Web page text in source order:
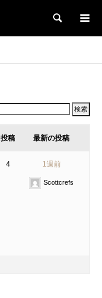
検索
投稿 最新の投稿
4 1週前
Scottcrefs